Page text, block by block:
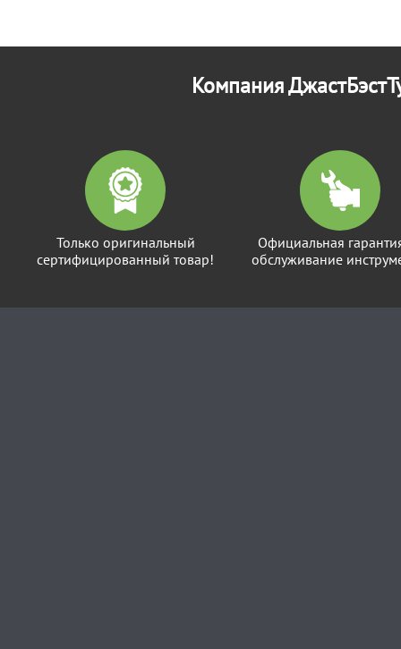
Компания
Только оригинальный
сертифицированный товар!
Официальная
обслуживание